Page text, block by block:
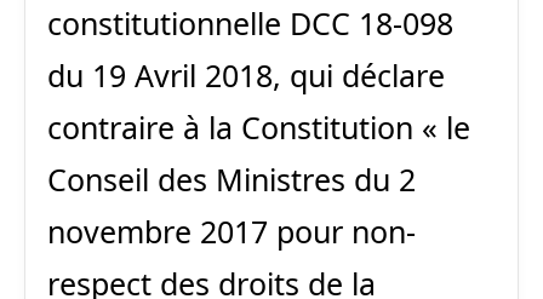
constitutionnelle DCC 18-098
du 19 Avril 2018, qui déclare
contraire à la Constitution « le
Conseil des Ministres du 2
novembre 2017 pour non-
respect des droits de la